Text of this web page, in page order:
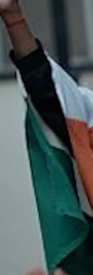
Image credits: Getty